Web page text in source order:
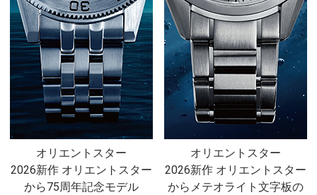
オリエントスター
2026新作 オリエントスター
から75周年記念モデル
オリエントスター
2026新作 オリエントスター
からメテオライト文字板の